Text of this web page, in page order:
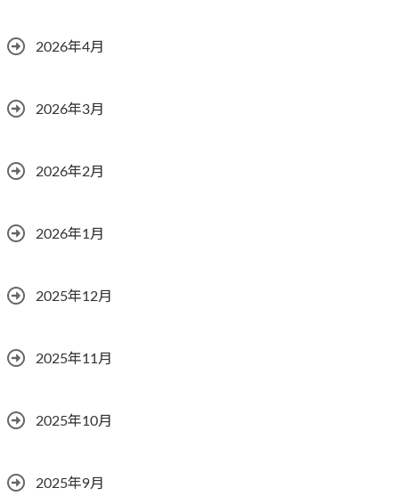
2026年4月
2026年3月
2026年2月
2026年1月
2025年12月
2025年11月
2025年10月
2025年9月